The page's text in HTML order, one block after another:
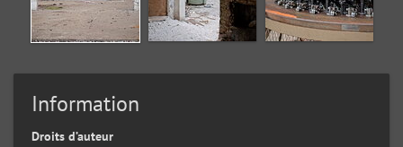
Information
Droits d’auteur